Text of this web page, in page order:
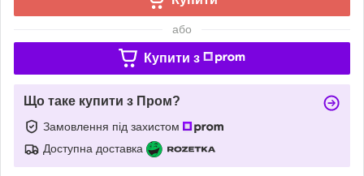
або
Купити з
Що таке купити з Пром?
Замовлення під захистом
Доступна доставка